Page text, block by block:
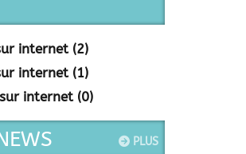
internet (2)
internet (1)
internet (0)
PLUS